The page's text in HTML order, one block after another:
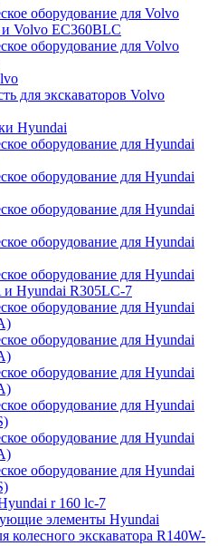
оборудование для Volvo
Volvo EC360BLC
оборудование для Volvo
для экскаваторов Volvo
Hyundai
оборудование для Hyundai
оборудование для Hyundai
оборудование для Hyundai
оборудование для Hyundai
оборудование для Hyundai
Hyundai R305LC-7
оборудование для Hyundai
оборудование для Hyundai
оборудование для Hyundai
оборудование для Hyundai
оборудование для Hyundai
оборудование для Hyundai
r 160 lc-7
элементы Hyundai
колесного экскаватора R140W-